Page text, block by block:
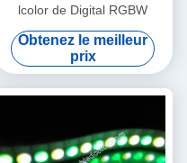
lcolor de Digital RGBW
Obtenez le meilleur
prix